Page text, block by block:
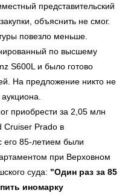
представительский
объяснить не смог.
повезло меньше.
по высшему
S600L и было готово
На предложение никто не
приобрести за 2,05 млн
Cruiser Prado в
его 85-летием были
при Верховном
суда: "Один раз за 85
иномарку